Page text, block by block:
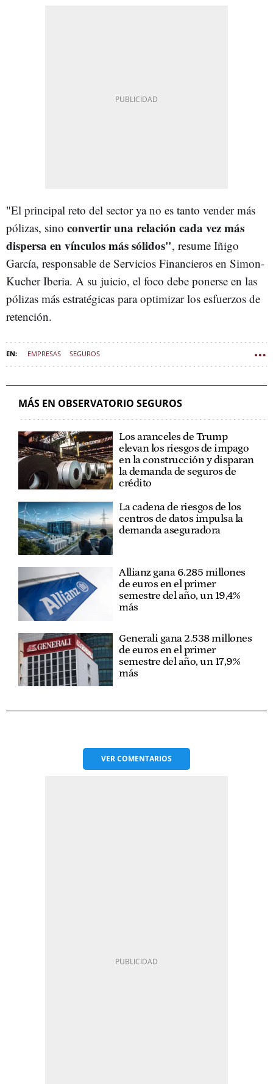
"El principal reto del sector ya no es tanto vender más
pólizas, sino convertir una relación cada vez más
dispersa en vínculos más sólidos", resume Iñigo
García, responsable de Servicios Financieros en Simon-
Kucher Iberia. A su juicio, el foco debe ponerse en las
pólizas más estratégicas para optimizar los esfuerzos de
retención.
EMPRESAS SEGUROS
MÁS EN OBSERVATORIO SEGUROS
Los aranceles de Trump
elevan los riesgos de impago
en la construcción y disparan
la demanda de seguros de
crédito
La cadena de riesgos de los
centros de datos impulsa la
demanda aseguradora
Allianz gana 6.285 millones
de euros en el primer
semestre del año, un 19,4%
más
Generali gana 2.538 millones
de euros en el primer
semestre del año, un 17,9%
más
VERCOMENTARIOS